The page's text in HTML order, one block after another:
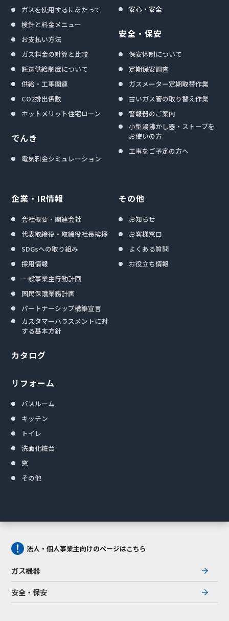
ガスを使用するにあたって
検針と料金メニュー
お支払い方法
ガス料金の計算と比較
託送供給制度について
供給・工事関連
CO2排出係数
ホットメリット住宅ローン
でんき
電気料金シミュレーション
安心・安全
安全・保安
保安体制について
定期保安調査
ガスメーター定期取替作業
古いガス管の取り替え作業
警報器のご案内
小型湯沸かし器・ストーブを
お使いの方
工事をご予定の方へ
企業・IR情報
会社概要・関連会社
代表取締役・取締役社長挨拶
SDGsへの取り組み
採用情報
一般事業主行動計画
国民保護業務計画
パートナーシップ構築宣言
カスタマーハラスメントに対
する基本方針
カタログ
リフォーム
バスルーム
キッチン
トイレ
洗面化粧台
窓
その他
その他
お知らせ
お客様窓口
よくある質問
お役立ち情報
法人・個人事業主向けのページはこちら
ガス機器
安全・保安